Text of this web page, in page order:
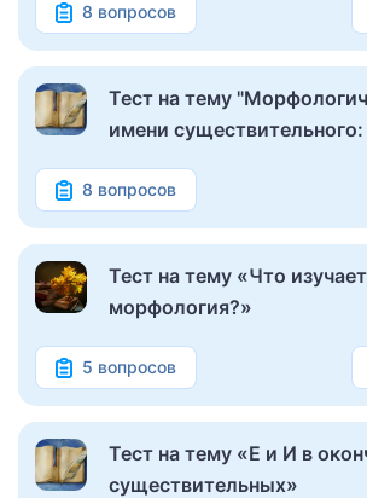
8 вопросов
Тест на тему
имени
8 вопросов
Тест на тему «Что изучает
морфология?»
5 вопросов
Тест на тему «Е и И в
существительных»